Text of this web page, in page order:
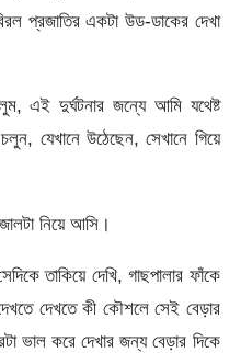
প্রজাতির একটা উড-ডাকের দেখা
এই দুর্ঘটনার জন্যে আমি যথেষ্ট
যেখানে উঠেছেন, সেখানে গিয়ে
নিয়ে আসি।
তাকিয়ে দেখি, গাছপালার ফাঁকে
দেখতে কী কৌশলে সেই বেড়ার
ভাল করে দেখার জন্য বেড়ার দিকে